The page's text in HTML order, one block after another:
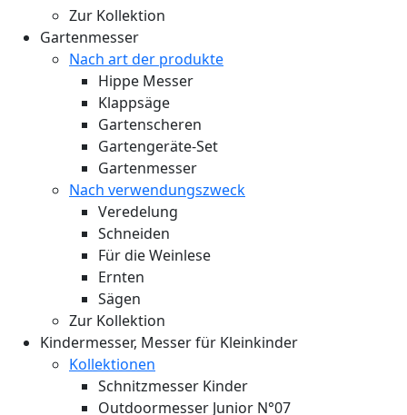
Zur Kollektion
Gartenmesser
Nach art der produkte
Hippe Messer
Klappsäge
Gartenscheren
Gartengeräte-Set
Gartenmesser
Nach verwendungszweck
Veredelung
Schneiden
Für die Weinlese
Ernten
Sägen
Zur Kollektion
Kindermesser, Messer für Kleinkinder
Kollektionen
Schnitzmesser Kinder
Outdoormesser Junior N°07